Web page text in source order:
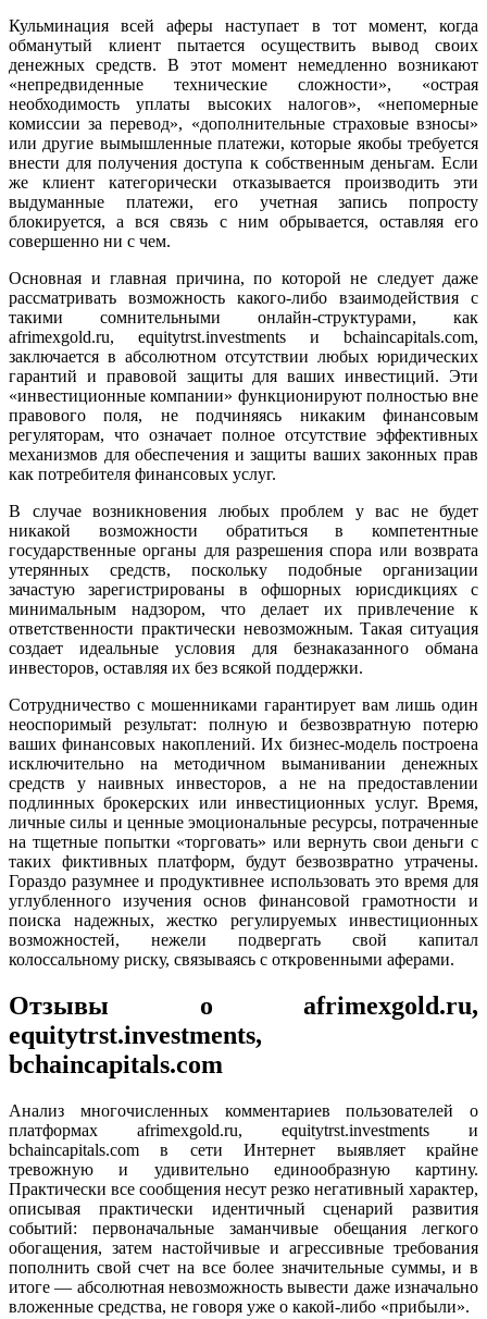
Кульминация всей аферы наступает в тот момент, когда
обманутый клиент пытается осуществить вывод своих
денежных средств. В этот момент немедленно возникают
«непредвиденные технические сложности», «острая
необходимость уплаты высоких налогов», «непомерные
комиссии за перевод», «дополнительные страховые взносы»
или другие вымышленные платежи, которые якобы требуется
внести для получения доступа к собственным деньгам. Если
же клиент категорически отказывается производить эти
выдуманные платежи, его учетная запись попросту
блокируется, а вся связь с ним обрывается, оставляя его
совершенно ни с чем.
Основная и главная причина, по которой не следует даже
рассматривать возможность какого-либо взаимодействия с
такими сомнительными онлайн-структурами, как
afrimexgold.ru, equitytrst.investments и bchaincapitals.com,
заключается в абсолютном отсутствии любых юридических
гарантий и правовой защиты для ваших инвестиций. Эти
«инвестиционные компании» функционируют полностью вне
правового поля, не подчиняясь никаким финансовым
регуляторам, что означает полное отсутствие эффективных
механизмов для обеспечения и защиты ваших законных прав
как потребителя финансовых услуг.
В случае возникновения любых проблем у вас не будет
никакой возможности обратиться в компетентные
государственные органы для разрешения спора или возврата
утерянных средств, поскольку подобные организации
зачастую зарегистрированы в офшорных юрисдикциях с
минимальным надзором, что делает их привлечение к
ответственности практически невозможным. Такая ситуация
создает идеальные условия для безнаказанного обмана
инвесторов, оставляя их без всякой поддержки.
Сотрудничество с мошенниками гарантирует вам лишь один
неоспоримый результат: полную и безвозвратную потерю
ваших финансовых накоплений. Их бизнес-модель построена
исключительно на методичном выманивании денежных
средств у наивных инвесторов, а не на предоставлении
подлинных брокерских или инвестиционных услуг. Время,
личные силы и ценные эмоциональные ресурсы, потраченные
на тщетные попытки «торговать» или вернуть свои деньги с
таких фиктивных платформ, будут безвозвратно утрачены.
Гораздо разумнее и продуктивнее использовать это время для
углубленного изучения основ финансовой грамотности и
поиска надежных, жестко регулируемых инвестиционных
возможностей, нежели подвергать свой капитал
колоссальному риску, связываясь с откровенными аферами.
Отзывы о afrimexgold.ru,
equitytrst.investments,
bchaincapitals.com
Анализ многочисленных комментариев пользователей о
платформах afrimexgold.ru, equitytrst.investments и
bchaincapitals.com в сети Интернет выявляет крайне
тревожную и удивительно единообразную картину.
Практически все сообщения несут резко негативный характер,
описывая практически идентичный сценарий развития
событий: первоначальные заманчивые обещания легкого
обогащения, затем настойчивые и агрессивные требования
пополнить свой счет на все более значительные суммы, и в
итоге — абсолютная невозможность вывести даже изначально
вложенные средства, не говоря уже о какой-либо «прибыли».